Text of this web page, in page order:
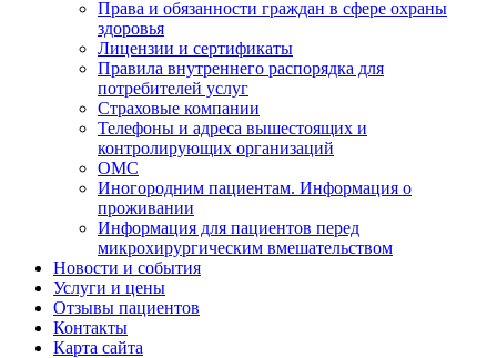
Права и обязанности граждан в сфере охраны
здоровья
Лицензии и сертификаты
Правила внутреннего распорядка для
потребителей услуг
Страховые компании
Телефоны и адреса вышестоящих и
контролирующих организаций
ОМС
Иногородним пациентам. Информация о
проживании
Информация для пациентов перед
микрохирургическим вмешательством
Новости и события
Услуги и цены
Отзывы пациентов
Контакты
Карта сайта